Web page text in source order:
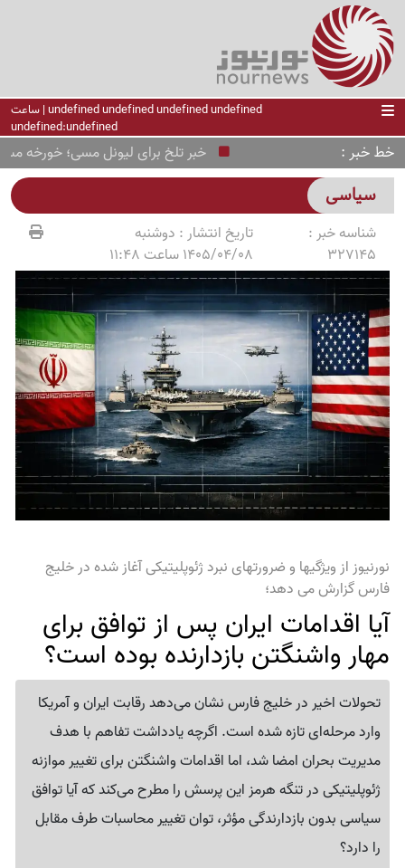
undefined undefined undefined undefined | ساعت
undefined:undefined
خط خبر خبر تلخ برای لیونل مسی؛ خورخه مسی در 68 سالگی درگذشت
سیاسی
شناسه خبر :
327145
تاریخ انتشار : دوشنبه
1405/04/08 ساعت 11:48
نورنیوز از ویژگیها و ضرورتهای نبرد ژئوپلیتیکی آغاز شده در خلیج
فارس گزارش می دهد؛
آیا اقدامات ایران پس از توافق برای
مهار واشنگتن بازدارنده بوده است؟
تحولات اخیر در خلیج فارس نشان می‌دهد رقابت ایران و آمریکا
وارد مرحله‌ای تازه شده است. اگرچه یادداشت تفاهم با هدف
مدیریت بحران امضا شد، اما اقدامات واشنگتن برای تغییر موازنه
ژئوپلیتیکی در تنگه هرمز این پرسش را مطرح می‌کند که آیا توافق
سیاسی بدون بازدارندگی مؤثر، توان تغییر محاسبات طرف مقابل
را دارد؟